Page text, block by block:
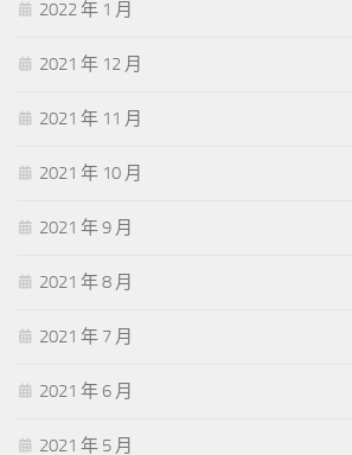
2022 年 1 月
2021 年 12 月
2021 年 11 月
2021 年 10 月
2021 年 9 月
2021 年 8 月
2021 年 7 月
2021 年 6 月
2021 年 5 月